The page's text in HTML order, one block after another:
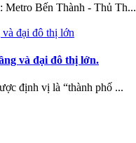
Metro Bến Thành - Thủ Th...
và đại đô thị lớn.
định vị là “thành phố ...